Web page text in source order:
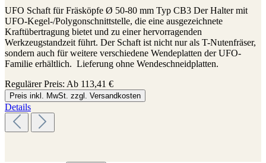
UFO Schaft für Fräsköpfe Ø 50-80 mm Typ CB3 Der Halter mit
UFO-Kegel-/Polygonschnittstelle, die eine ausgezeichnete
Kraftübertragung bietet und zu einer hervorragenden
Werkzeugstandzeit führt. Der Schaft ist nicht nur als T-Nutenfräser,
sondern auch für weitere verschiedene Wendeplatten der UFO-
Familie erhältlich. Lieferung ohne Wendeschneidplatten.
Regulärer Preis: Ab 113,41 €
Preis inkl. MwSt. zzgl. Versandkosten
Details